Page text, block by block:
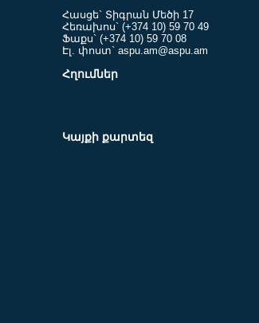
10.09.2025
Հասցե` Տիգրան Մեծի 17
Հեռախոս` (+374 10) 59 70 49
Ֆաքս` (+374 10) 59 70 08
Էլ. փոստ` aspu.am@aspu.am
Հղումներ
Կայքի քարտեզ